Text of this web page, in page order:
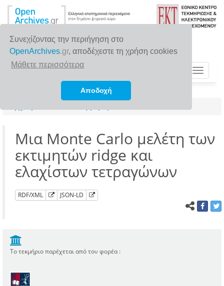
Συνεχίζοντας την περιήγηση στο
OpenArchives.gr, αποδέχεστε τη χρήση cookies
Μάθετε περισσότερα
Αποδοχή
Toggle
Μια Monte Carlo μελέτη των
εκτιμητών ridge και
ελαχίστων τετραγώνων
RDF/XML JSON-LD
Το τεκμήριο παρέχεται από τον φορέα :